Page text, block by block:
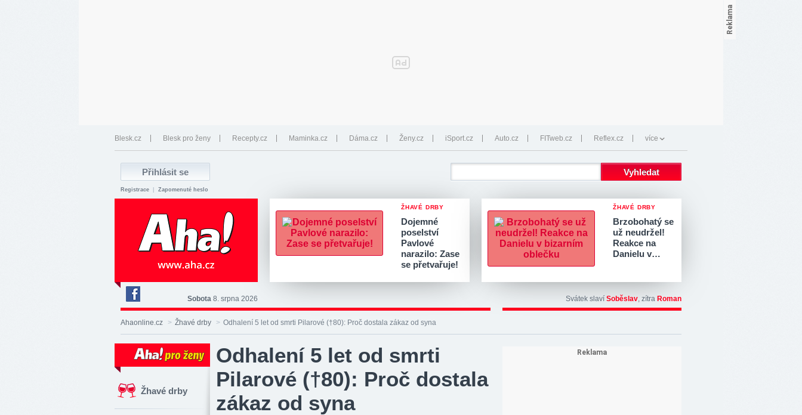
Blesk.cz Blesk pro ženy Recepty.cz Maminka.cz Dáma.cz Ženy.cz iSport.cz Auto.cz FITweb.cz Reflex.cz více
Registrace Zapomenuté heslo
ŽHAVÉ DRBY
Dojemné
poselství
Pavlové
narazilo: Zase
se přetvařuje!
ŽHAVÉ DRBY
Brzobohatý se
už neudržel!
Reakce na
Danielu v…
Deník
Aha!
na
Sobota 8. srpna 2026 Svátek slaví Soběslav, zítra Roman
Ahaonline.cz > Žhavé drby > Odhalení 5 let od smrti Pilarové (†80): Proč dostala zákaz od syna
Žhavé drby
Odhalení 5 let od smrti
Pilarové (†80): Proč dostala
zákaz od syna